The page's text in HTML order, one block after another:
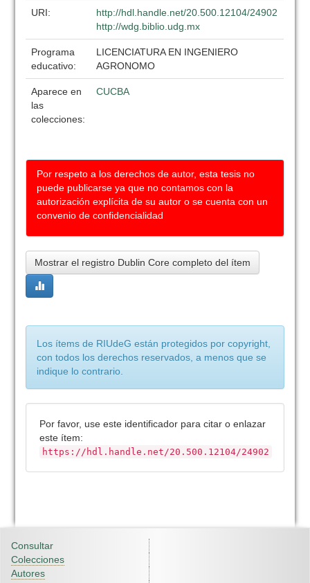
URI:
http://hdl.handle.net/20.500.12104/24902
http://wdg.biblio.udg.mx
Programa
educativo:
LICENCIATURA EN INGENIERO
AGRONOMO
Aparece en
las
colecciones:
CUCBA
Por respeto a los derechos de autor, esta tesis no
puede publicarse ya que no contamos con la
autorización explícita de su autor o se cuenta con un
convenio de confidencialidad
Mostrar el registro Dublin Core completo del ítem
Los ítems de RIUdeG están protegidos por copyright,
con todos los derechos reservados, a menos que se
indique lo contrario.
Por favor, use este identificador para citar o enlazar
este ítem:
https://hdl.handle.net/20.500.12104/24902
Consultar
Colecciones
Autores